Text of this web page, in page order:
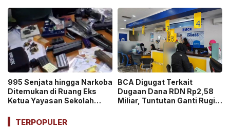
Ticket”
995 Senjata hingga Narkoba
Ditemukan di Ruang Eks
Ketua Yayasan Sekolah
Ekskul Menembak!
BCA Digugat Terkait
Dugaan Dana RDN Rp2,58
Miliar, Tuntutan Ganti Rugi
TERPOPULER